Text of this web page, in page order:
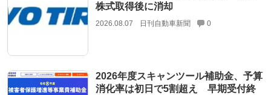
株式取得後に消却
2026.08.07 日刊自動車新聞 0
2026年度スキャンツール補助金、予算
消化率は初日で5割超え 早期受付終